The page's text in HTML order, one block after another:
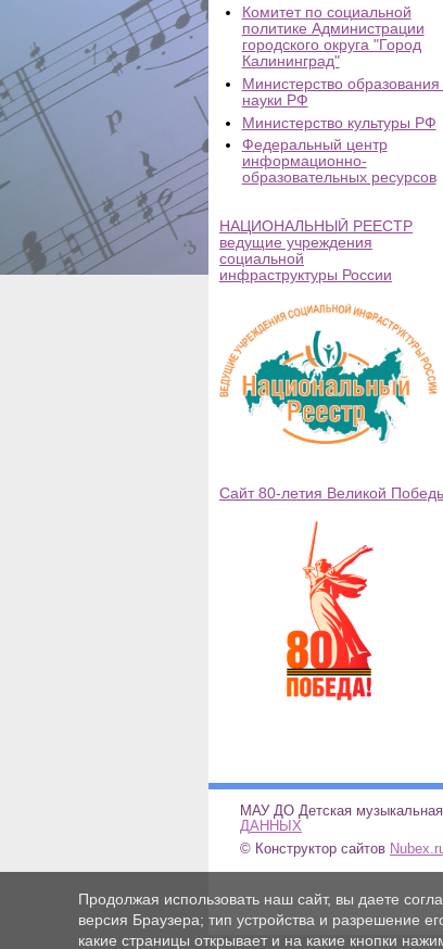
Комитет по социальной
политике Администрации
городского округа "Город
Калининград"
Министерство образования
науки РФ
Министерство культуры РФ
Федеральный центр
информационно-
образовательных ресурсов
НАЦИОНАЛЬНЫЙ РЕЕСТР
ведущие учреждения
социальной
инфраструктуры России
Сайт 80-летия Великой
МАУ ДО Детская
ДАННЫХ
© Конструктор сайтов
Продолжая использовать наш сайт, вы даете
версия Браузера; тип устройства и разрешение
какие страницы открывает и на какие кнопки